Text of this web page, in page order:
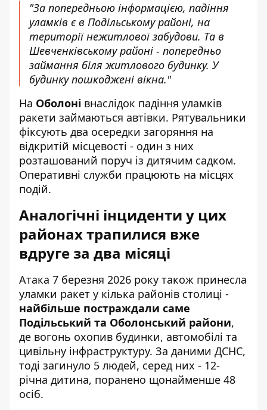
"За попередньою інформацією, падіння
уламків є в Подільському районі, на
території нежитлової забудови. Та в
Шевченківському районі - попередньо
займання біля житлового будинку. У
будинку пошкоджені вікна."
На Оболоні внаслідок падіння уламків
ракети займаються автівки. Рятувальники
фіксують два осередки загоряння на
відкритій місцевості - один з них
розташований поруч із дитячим садком.
Оперативні служби працюють на місцях
подій.
Аналогічні інциденти у цих
районах трапилися вже
вдруге за два місяці
Атака 7 березня 2026 року також принесла
уламки ракет у кілька районів столиці -
найбільше постраждали саме
Подільський та Оболонський райони,
де вогонь охопив будинки, автомобілі та
цивільну інфраструктуру. За даними ДСНС,
тоді загинуло 5 людей, серед них - 12-
річна дитина, поранено щонайменше 48
осіб.